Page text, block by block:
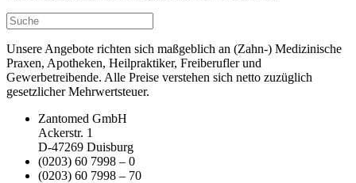
Unsere Angebote richten sich maßgeblich an (Zahn-) Medizinische
Praxen, Apotheken, Heilpraktiker, Freiberufler und
Gewerbetreibende. Alle Preise verstehen sich netto zuzüglich
gesetzlicher Mehrwertsteuer.
Zantomed GmbH
Ackerstr. 1
D-47269 Duisburg
(0203) 60 7998 – 0
(0203) 60 7998 – 70